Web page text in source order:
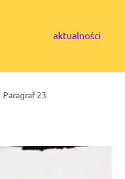
aktualności
Paragraf 23